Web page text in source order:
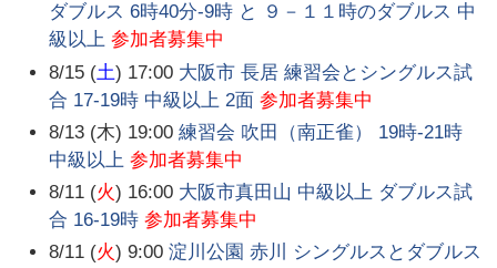
ダブルス 6時40分-9時 と ９－１１時のダブルス 中
級以上 参加者募集中
8/15 (土) 17:00 大阪市 長居 練習会とシングルス試
合 17-19時 中級以上 2面 参加者募集中
8/13 (木) 19:00 練習会 吹田（南正雀） 19時-21時
中級以上 参加者募集中
8/11 (火) 16:00 大阪市真田山 中級以上 ダブルス試
合 16-19時 参加者募集中
8/11 (火) 9:00 淀川公園 赤川 シングルスとダブルス